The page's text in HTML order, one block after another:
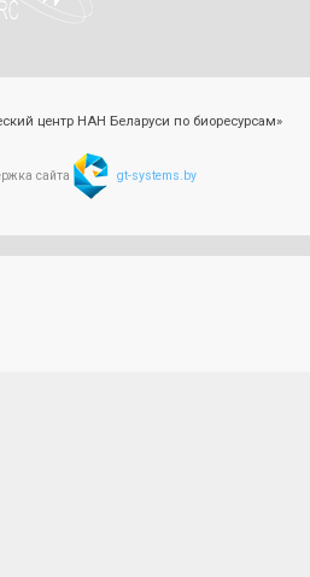
центр НАН Беларуси по биоресурсам»
сайта gt-systems.by